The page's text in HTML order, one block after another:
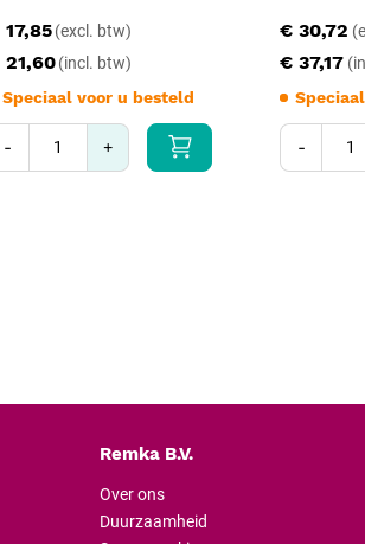
Direct na gebruik
cremaillère te voorkomen.
een geschikte
Vóór elk gebruik visueel
Sluiting: cremaillère (slot)
Sterilisatie:
21,60
Speciaal voor u besteld
- +
€ 37,17
€ 30,72
-
Remka B.V.
Over ons
Duurzaamheid